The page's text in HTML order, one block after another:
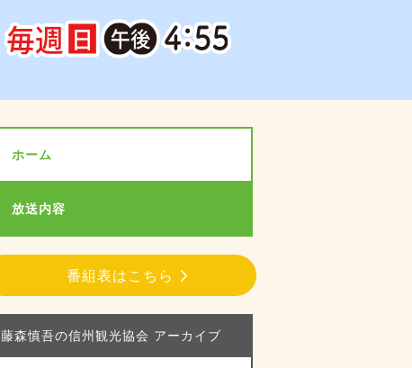
ホーム
放送内容
番組表はこちら
藤森慎吾の信州観光協会 アーカイブ